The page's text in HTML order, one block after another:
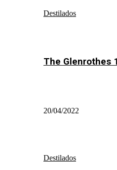
Destilados
The Glenrothes
20/04/2022
Destilados